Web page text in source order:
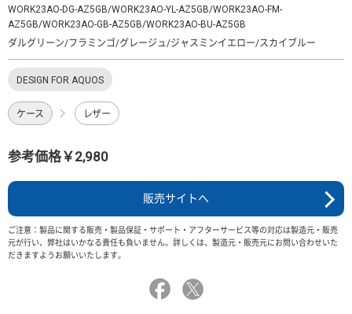
WORK23AO-DG-AZ5GB/WORK23AO-YL-AZ5GB/WORK23AO-FM-
AZ5GB/WORK23AO-GB-AZ5GB/WORK23AO-BU-AZ5GB
ダルグリーン/フラミンゴ/グレージュ/ジャスミンイエロー/スカイブルー
DESIGN FOR AQUOS
ケース レザー
参考価格￥2,980
販売サイトへ
ご注意：製品に関する販売・製品保証・サポート・アフターサービス等の対応は製造元・販売
元が行い、弊社はいかなる責任も負いません。詳しくは、製造元・販売元にお問い合わせいた
だきますようお願いいたします。